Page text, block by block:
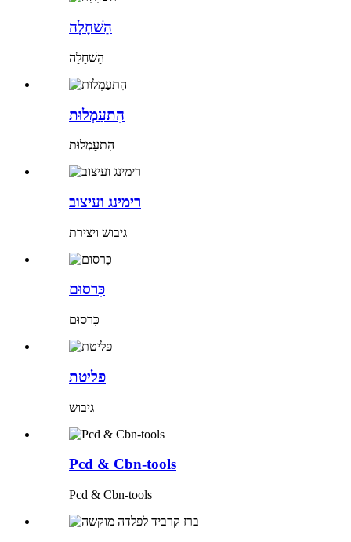
הַשׁחָלָה
הַשׁחָלָה
הִתעַמְלוּת
הִתעַמְלוּת
רימינג ועיצוב
גיבוש ויצירת
כִּרסוּם
כִּרסוּם
פליטת
גיבוש
Pcd & Cbn-tools
Pcd & Cbn-tools